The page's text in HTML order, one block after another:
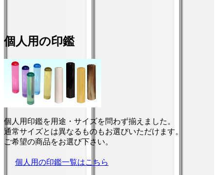
個人用の印鑑
個人用印鑑を用途・サイズを問わず揃えました。
通常サイズとは異なるものもお選びいただけます。
ご希望の商品をお選び下さい。
個人用の印鑑一覧はこちら